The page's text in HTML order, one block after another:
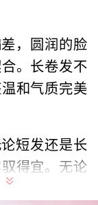
，圆润的脸
。长卷发不
和气质完美
短发还是长
得宜。无论
能衬托出双